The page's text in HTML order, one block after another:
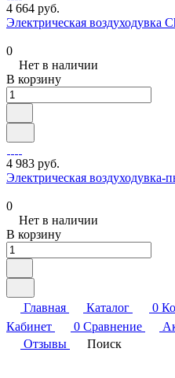
4 664 руб.
Электрическая воздуходувка
0
Нет в наличии
В корзину
4 983 руб.
Электрическая
0
Нет в наличии
В корзину
Главная Каталог 0
Кабинет
0 Сравнение
Отзывы
Поиск